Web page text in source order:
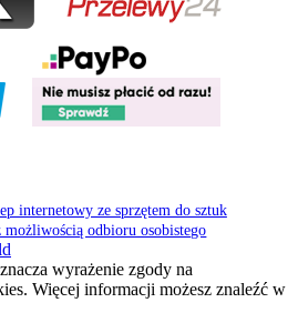
internetowy ze sprzętem do sztuk
odbioru osobistego
wyrażenie zgody na
Więcej informacji możesz znaleźć w